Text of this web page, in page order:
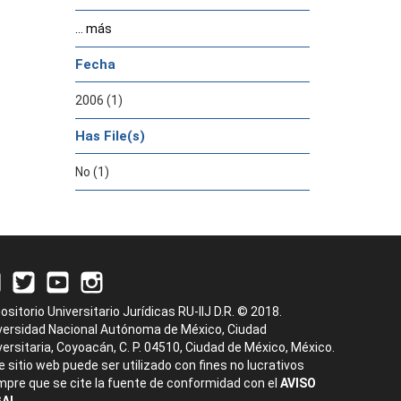
... más
Fecha
2006 (1)
Has File(s)
No (1)
Universitario Jurídicas RU-IIJ D.R. © 2018.
Nacional Autónoma de México, Ciudad
Coyoacán, C. P. 04510, Ciudad de México, México.
sitio web puede ser utilizado con fines no lucrativos
que se cite la fuente de conformidad con el AVISO